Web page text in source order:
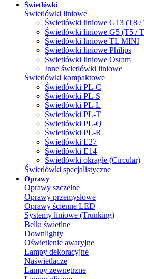
Świetlówki
Świetlówki liniowe
Świetlówki liniowe G13 (T8
Świetlówki liniowe G5 (T5 /
Świetlówki liniowe TL MINI
Świetlówki liniowe Philips
Świetlówki liniowe Osram
Inne świetlówki liniowe
Świetlówki kompaktowe
Świetlówki PL-C
Świetlówki PL-S
Świetlówki PL-L
Świetlówki PL-T
Świetlówki PL-Q
Świetlówki PL-R
Świetlówki E27
Świetlówki E14
Świetlówki okrągłe (Circular)
Świetlówki specjalistyczne
Oprawy
Oprawy szczelne
Oprawy przemysłowe
Oprawy ścienne LED
Systemy liniowe (Trunking)
Belki świetlne
Downlighty
Oświetlenie awaryjne
Lampy dekoracyjne
Naświetlacze
Lampy zewnętrzne